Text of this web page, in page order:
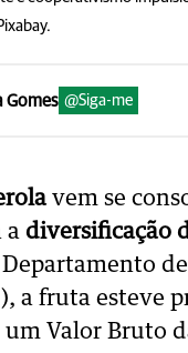
Gomes @Siga-me
vem se
a diversificação
a fruta esteve
Valor Bruto